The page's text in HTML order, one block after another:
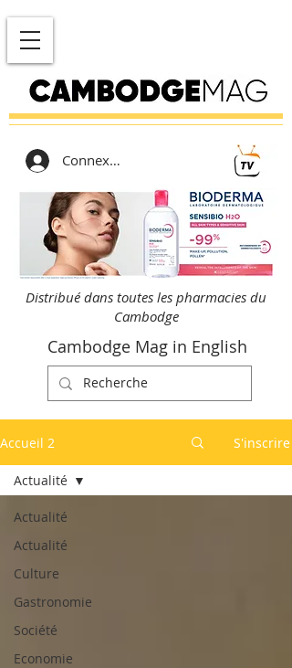
Connexion
Distribué dans toutes les pharmacies du
Cambodge
Cambodge Mag in English
Accueil 2 S'inscrire
Actualité
Actualité
Culture
Gastronomie
Société
Economie
Actualité